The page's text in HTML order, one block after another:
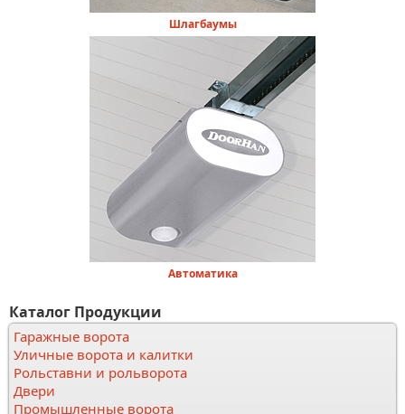
Шлагбаумы
Автоматика
Каталог Продукции
Гаражные ворота
Уличные ворота и калитки
Рольставни и рольворота
Двери
Промышленные ворота